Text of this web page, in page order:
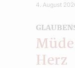
4. August
Herz